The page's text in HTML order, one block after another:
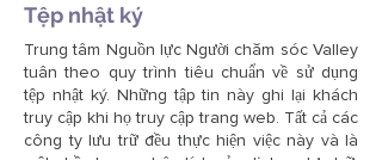
Tệp nhật ký
Trung tâm Nguồn lực Người chăm sóc Valley
tuân theo quy trình tiêu chuẩn về sử dụng
tệp nhật ký. Những tập tin này ghi lại khách
truy cập khi họ truy cập trang web. Tất cả các
công ty lưu trữ đều thực hiện việc này và là